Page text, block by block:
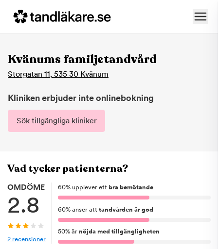
Kvänums familjetandvård
Storgatan 11, 535 30 Kvänum
Kliniken erbjuder inte onlinebokning
Sök tillgängliga kliniker
Vad tycker patienterna?
OMDÖME
2.8
2 recensioner
60% upplever ett bra bemötande
60% anser att tandvården är god
50% är nöjda med tillgängligheten